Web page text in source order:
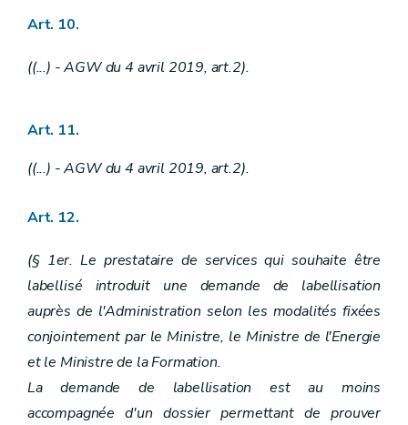
Art. 10.
((...) - AGW du 4 avril 2019, art.2).
Art. 11.
((...) - AGW du 4 avril 2019, art.2).
Art. 12.
(§ 1er. Le prestataire de services qui souhaite être
labellisé introduit une demande de labellisation
auprès de l'Administration selon les modalités fixées
conjointement par le Ministre, le Ministre de l'Energie
et le Ministre de la Formation.
La demande de labellisation est au moins
accompagnée d'un dossier permettant de prouver